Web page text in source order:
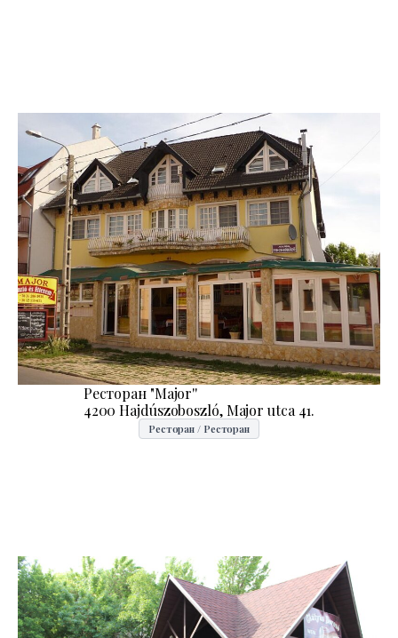
Ресторан "Major''
4200 Hajdúszoboszló, Major utca 41.
Ресторан / Ресторан